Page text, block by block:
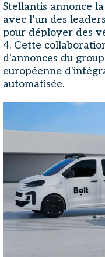
Stellantis annonce
avec l’un des
pour déployer des
4. Cette
d'annonces du
européenne
automatisée.